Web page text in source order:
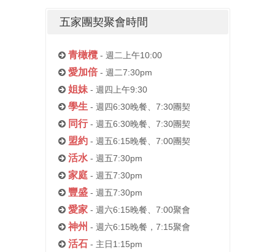
五家團契聚會時間
青橄欖- 週二上午10:00
愛加倍- 週二7:30pm
姐妹- 週四上午9:30
學生 - 週四6:30晚餐、7:30團契
同行- 週五6:30晚餐、7:30團契
盟約- 週五6:15晚餐、7:00團契
活水- 週五7:30pm
家庭 - 週五7:30pm
豐盛- 週五7:30pm
愛家- 週六6:15晚餐、7:00聚會
神州 - 週六6:15晚餐，7:15聚會
活石 - 主日1:15pm